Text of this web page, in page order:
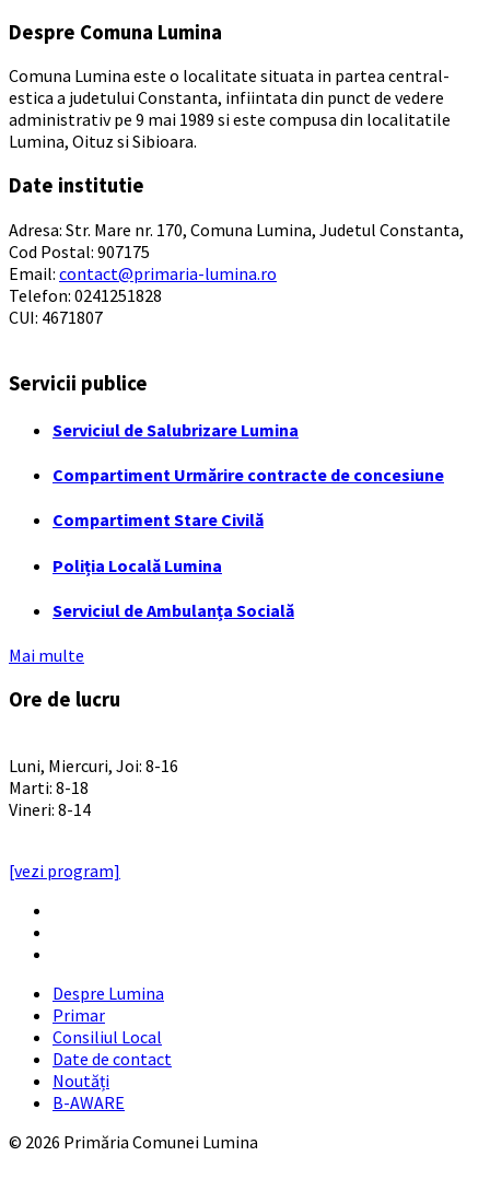
Despre Comuna Lumina
Comuna Lumina este o localitate situata in partea central-
estica a judetului Constanta, infiintata din punct de vedere
administrativ pe 9 mai 1989 si este compusa din localitatile
Lumina, Oituz si Sibioara.
Date institutie
Adresa: Str. Mare nr. 170, Comuna Lumina, Judetul Constanta,
Cod Postal: 907175
Email: contact@primaria-lumina.ro
Telefon: 0241251828
CUI: 4671807
Servicii publice
Serviciul de Salubrizare Lumina
Compartiment Urmărire contracte de concesiune
Compartiment Stare Civilă
Poliția Locală Lumina
Serviciul de Ambulanța Socială
Mai multe
Ore de lucru
Luni, Miercuri, Joi: 8-16
Marti: 8-18
Vineri: 8-14
[vezi program]
Despre Lumina
Primar
Consiliul Local
Date de contact
Noutăți
B-AWARE
© 2026 Primăria Comunei Lumina